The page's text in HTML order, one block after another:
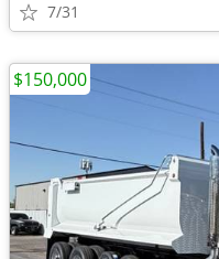
7/31
$150,000